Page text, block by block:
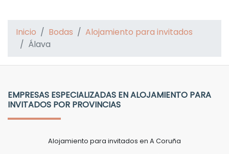
Inicio Bodas
Alojamiento para invitados
Álava
EMPRESAS ESPECIALIZADAS EN ALOJAMIENTO PARA
INVITADOS POR PROVINCIAS
Alojamiento para invitados en A Coruña